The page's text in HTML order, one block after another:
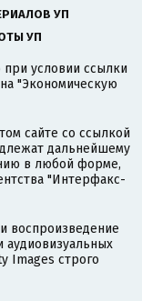
УП
УП
при условии ссылки
"Экономическую
сайте со ссылкой
дальнейшему
в любой форме,
"Интерфакс-
воспроизведение
Images строго